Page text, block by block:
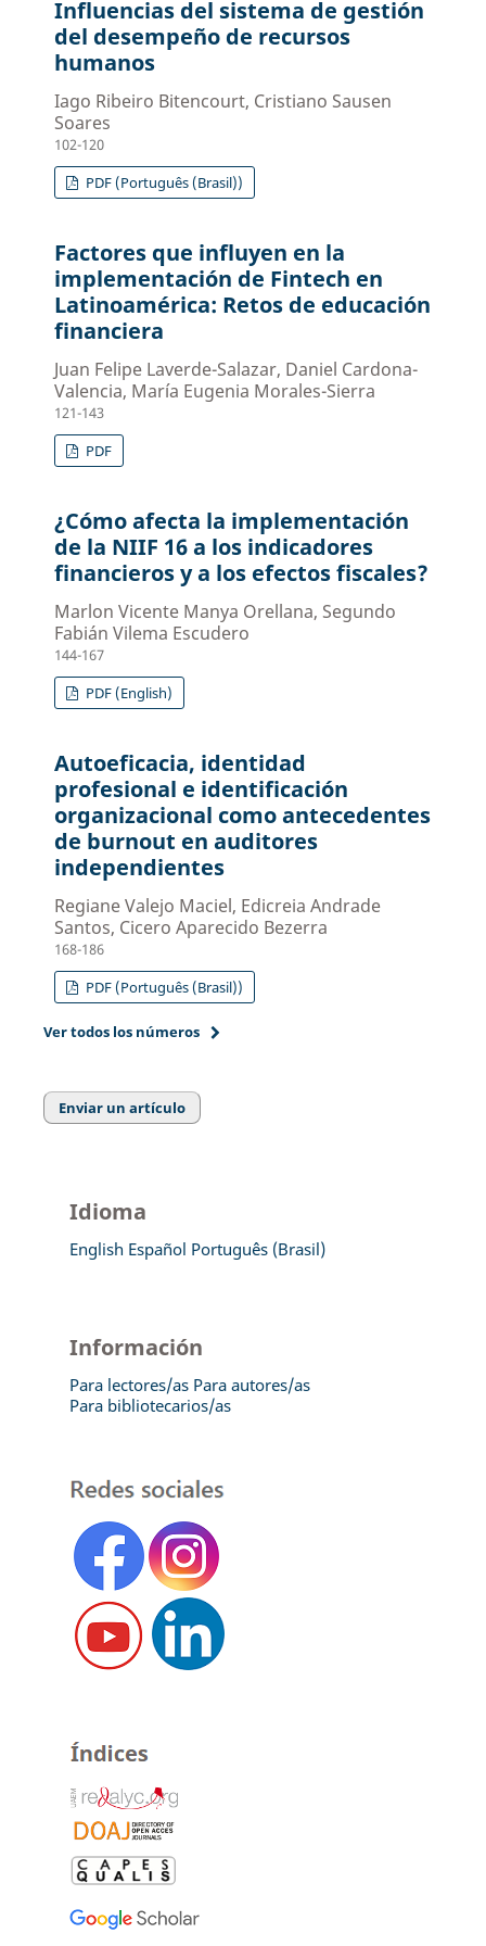
Influencias del sistema de gestión
del desempeño de recursos
humanos
Iago Ribeiro Bitencourt, Cristiano Sausen
Soares
102-120
PDF (Português (Brasil))
Factores que influyen en la
implementación de Fintech en
Latinoamérica: Retos de educación
financiera
Juan Felipe Laverde-Salazar, Daniel Cardona-
Valencia, María Eugenia Morales-Sierra
121-143
PDF
¿Cómo afecta la implementación
de la NIIF 16 a los indicadores
financieros y a los efectos fiscales?
Marlon Vicente Manya Orellana, Segundo
Fabián Vilema Escudero
144-167
PDF (English)
Autoeficacia, identidad
profesional e identificación
organizacional como antecedentes
de burnout en auditores
independientes
Regiane Valejo Maciel, Edicreia Andrade
Santos, Cicero Aparecido Bezerra
168-186
PDF (Português (Brasil))
Ver todos los números
Enviar un artículo
Idioma
English Español Português (Brasil)
Información
Para lectores/as Para autores/as
Para bibliotecarios/as